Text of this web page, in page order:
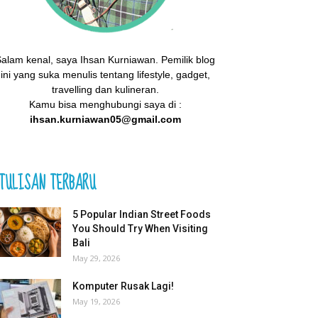
kenal, saya Ihsan Kurniawan. Pemilik blog
ini yang suka menulis tentang lifestyle, gadget,
travelling dan kulineran.
Kamu bisa menghubungi saya di :
ihsan.kurniawan05@gmail.com
TERBARU
5 Popular Indian Street Foods
You Should Try When Visiting
Bali
May 29, 2026
Komputer Rusak Lagi!
May 19, 2026